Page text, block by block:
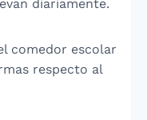
diariamente.
comedor escolar
respecto al